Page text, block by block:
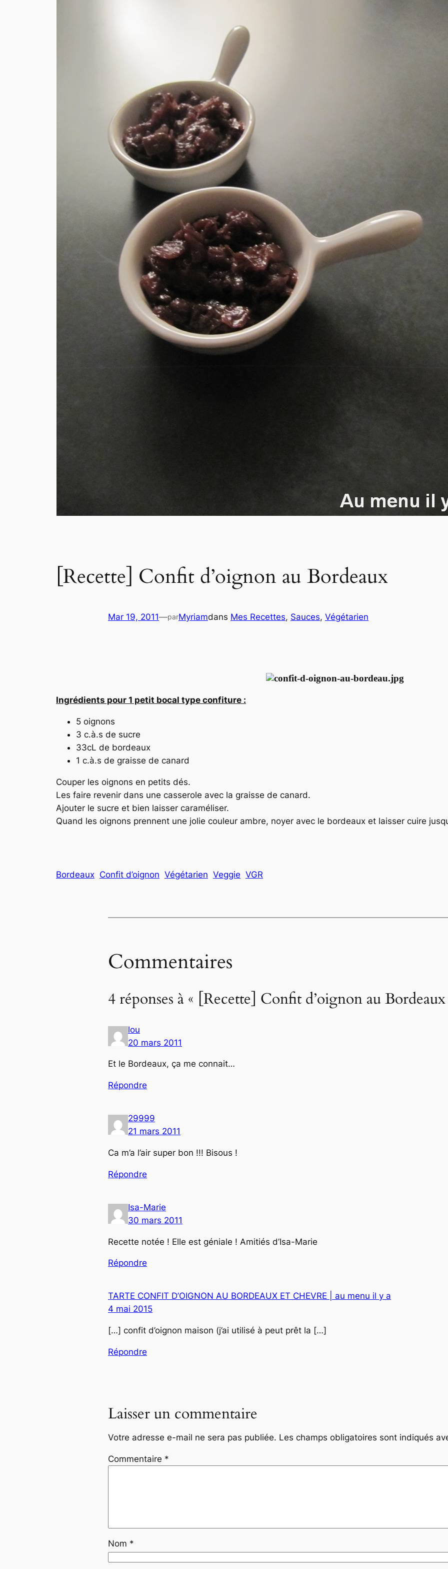
[Recette] Confit d’oignon au Bordeaux
Mar 19, 2011—parMyriamdans Mes Recettes, Sauces, Végétarien
Ingrédients pour 1 petit bocal type confiture :
5 oignons
3 c.à.s de sucre
33cL de bordeaux
1 c.à.s de graisse de canard
Couper les oignons en petits dés.
Les faire revenir dans une casserole avec la graisse de canard.
Ajouter le sucre et bien laisser caraméliser.
Quand les oignons prennent une jolie couleur ambre, noyer avec le bordeaux et laisser cuire
Bordeaux Confit d’oignon Végétarien Veggie VGR
Commentaires
4 réponses à « [Recette] Confit d’oignon au Bordeaux
lou
20 mars 2011
Et le Bordeaux, ça me connait…
Répondre
29999
21 mars 2011
Ca m’a l’air super bon !!! Bisous !
Répondre
Isa-Marie
30 mars 2011
Recette notée ! Elle est géniale ! Amitiés d’Isa-Marie
Répondre
TARTE CONFIT D’OIGNON AU BORDEAUX ET CHEVRE | au menu il y a
4 mai 2015
[…] confit d’oignon maison (j’ai utilisé à peut prêt la […]
Répondre
Laisser un commentaire
Votre adresse e-mail ne sera pas publiée. Les champs obligatoires sont indiqués
Commentaire *
Nom *